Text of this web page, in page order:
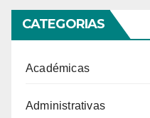
CATEGORIAS
Académicas
Administrativas